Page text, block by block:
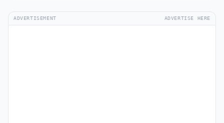
ADVERTISEMENT ADVERTISE HERE